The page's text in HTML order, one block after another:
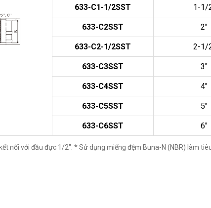
633-C1-1/2SST 1-1/
633-C2SST 2"
633-C2-1/2SST 2-1/
633-C3SST 3"
633-C4SST 4"
633-C5SST 5"
633-C6SST 6"
nối với đầu đực 1/2". * Sử dụng miếng đệm Buna-N (NBR) làm